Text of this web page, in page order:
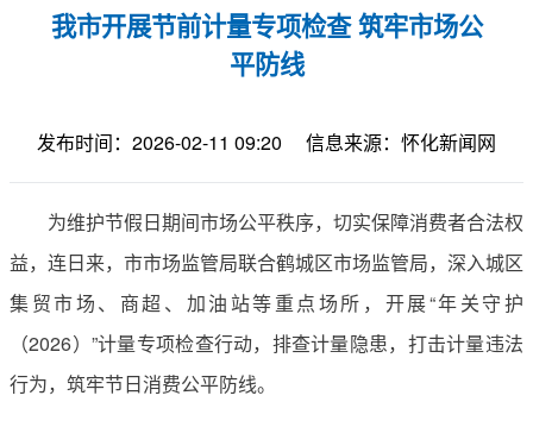
我市开展节前计量专项检查 筑牢市场公
平防线
发布时间：2026-02-11 09:20 信息来源：怀化新闻网
为维护节假日期间市场公平秩序，切实保障消费者合法权
益，连日来，市市场监管局联合鹤城区市场监管局，深入城区
集贸市场、商超、加油站等重点场所，开展“年关守护
（2026）”计量专项检查行动，排查计量隐患，打击计量违法
行为，筑牢节日消费公平防线。